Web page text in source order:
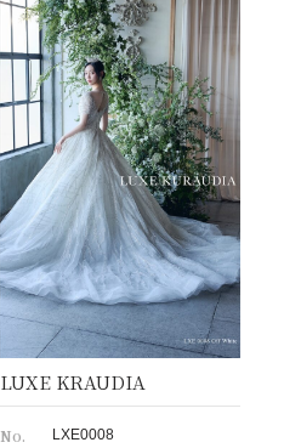
LUXE KRAUDIA
No. LXE0008